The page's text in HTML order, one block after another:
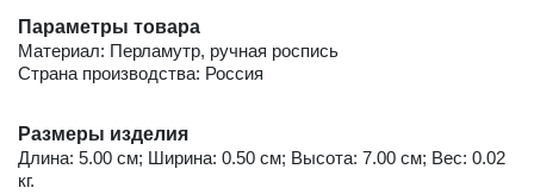
Параметры товара
Материал: Перламутр, ручная роспись
Страна производства: Россия
Размеры изделия
Длина: 5.00 см; Ширина: 0.50 см; Высота: 7.00 см; Вес: 0.02
кг.